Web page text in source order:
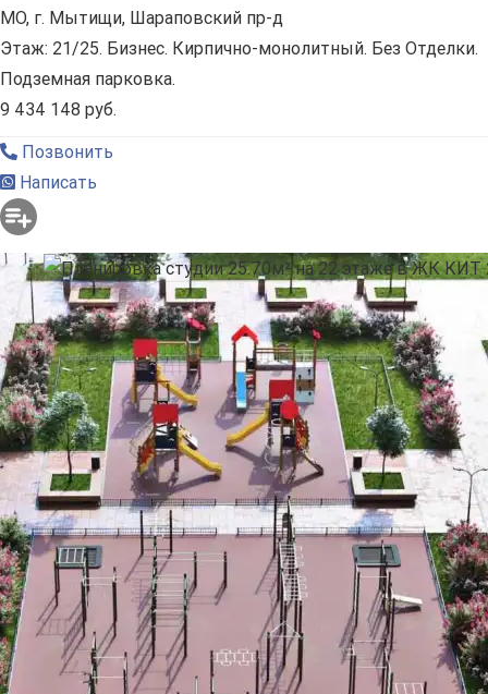
МО, г. Мытищи, Шараповский пр-д
Этаж: 21/25. Бизнес. Кирпично-монолитный. Без Отделки.
Подземная парковка.
9 434 148 руб.
Позвонить
Написать